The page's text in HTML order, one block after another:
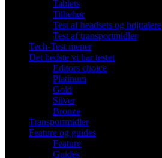
Tablets
Tilbehør
Test af headsets og højttalere
Test af transportmidler
Tech-Test mener
Det bedste vi har testet
Editors choice
Platinum
Gold
Silver
Bronze
Transportmidler
Feature og guides
Feature
Guides